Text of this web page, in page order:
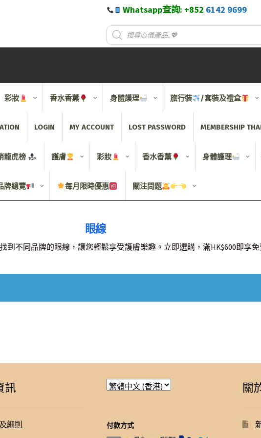
Whatsapp查詢: +852 6142 9699
彩妝 香水香薰 身體護理 旅行裝 /套裝及禮盒
LOGIN MY ACCOUNT LOST PASSWORD MEMBERSHIP
龍虎榜 護膚 彩妝 香水香薰 身體護理
牌總覽 每月限時優惠 關注問題
眼線
到不同品牌的眼線，讓您輕鬆享受護膚樂趣。立即選購，滿HK$600即享
訊
細則
付款方式
關